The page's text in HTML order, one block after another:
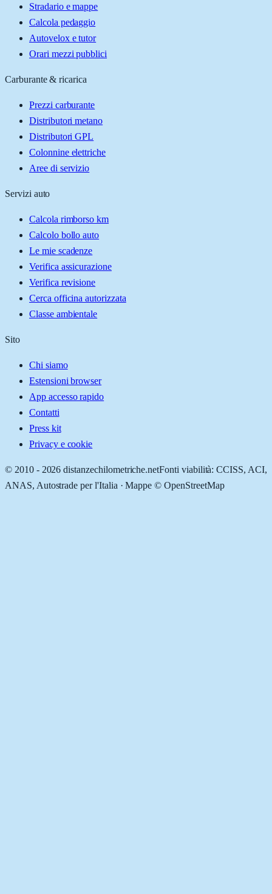
Stradario e mappe
Calcola pedaggio
Autovelox e tutor
Orari mezzi pubblici
Carburante & ricarica
Prezzi carburante
Distributori metano
Distributori GPL
Colonnine elettriche
Aree di servizio
Servizi auto
Calcola rimborso km
Calcolo bollo auto
Le mie scadenze
Verifica assicurazione
Verifica revisione
Cerca officina autorizzata
Classe ambientale
Sito
Chi siamo
Estensioni browser
App accesso rapido
Contatti
Press kit
Privacy e cookie
© 2010 - 2026 distanzechilometriche.netFonti viabilità: CCISS, ACI,
ANAS, Autostrade per l'Italia · Mappe © OpenStreetMap